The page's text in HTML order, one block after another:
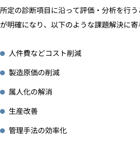
所定の診断項目に沿って評価・分析を行
が明確になり、以下のような課題解決に寄
人件費などコスト削減
製造原価の削減
属人化の解消
生産改善
管理手法の効率化